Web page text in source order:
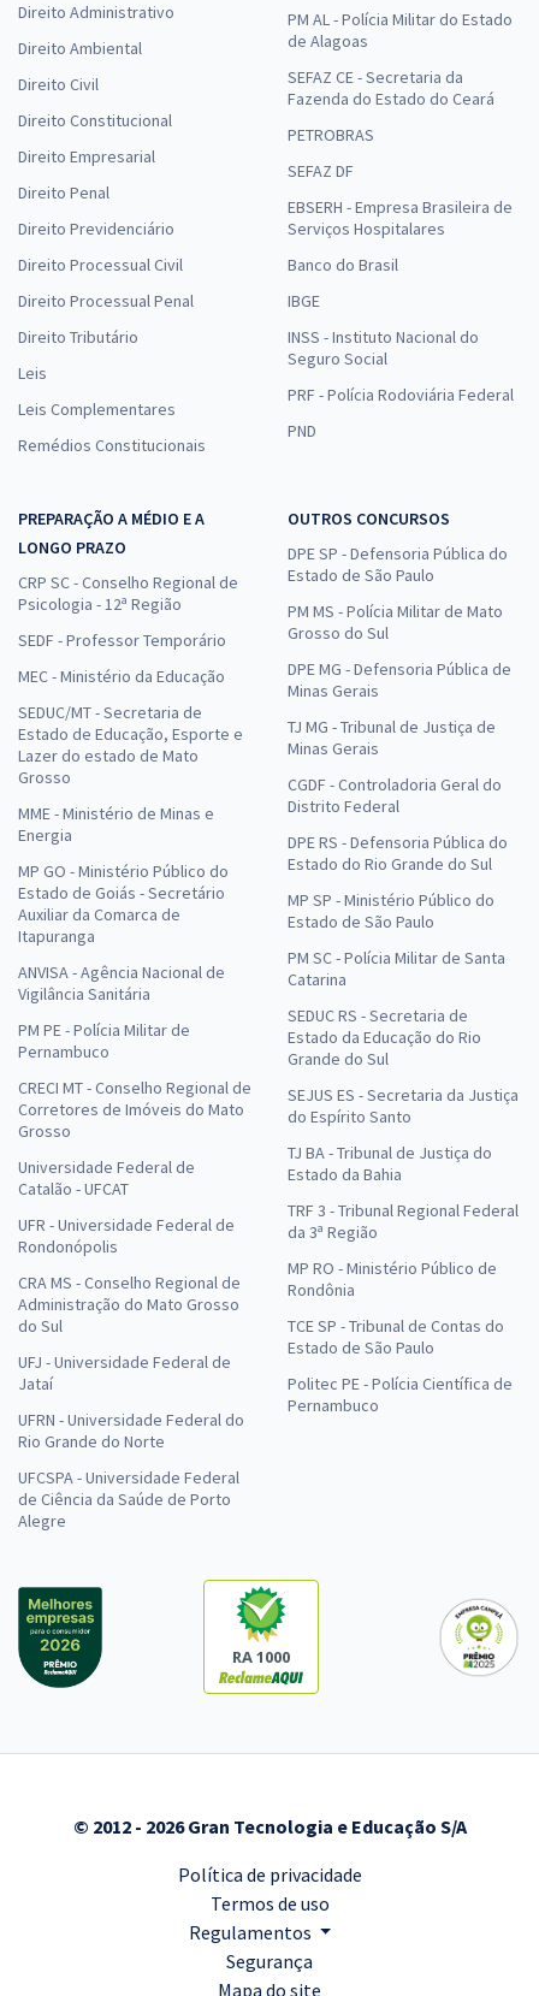
Direito Administrativo
Direito Ambiental
Direito Civil
Direito Constitucional
Direito Empresarial
Direito Penal
Direito Previdenciário
Direito Processual Civil
Direito Processual Penal
Direito Tributário
Leis
Leis Complementares
Remédios Constitucionais
PM AL - Polícia Militar do Estado
de Alagoas
SEFAZ CE - Secretaria da
Fazenda do Estado do Ceará
PETROBRAS
SEFAZ DF
EBSERH - Empresa Brasileira de
Serviços Hospitalares
Banco do Brasil
IBGE
INSS - Instituto Nacional do
Seguro Social
PRF - Polícia Rodoviária Federal
PND
PREPARAÇÃO A MÉDIO E A
LONGO PRAZO
CRP SC - Conselho Regional de
Psicologia - 12ª Região
SEDF - Professor Temporário
MEC - Ministério da Educação
SEDUC/MT - Secretaria de
Estado de Educação, Esporte e
Lazer do estado de Mato
Grosso
MME - Ministério de Minas e
Energia
MP GO - Ministério Público do
Estado de Goiás - Secretário
Auxiliar da Comarca de
Itapuranga
ANVISA - Agência Nacional de
Vigilância Sanitária
PM PE - Polícia Militar de
Pernambuco
CRECI MT - Conselho Regional de
Corretores de Imóveis do Mato
Grosso
Universidade Federal de
Catalão - UFCAT
UFR - Universidade Federal de
Rondonópolis
CRA MS - Conselho Regional de
Administração do Mato Grosso
do Sul
UFJ - Universidade Federal de
Jataí
UFRN - Universidade Federal do
Rio Grande do Norte
UFCSPA - Universidade Federal
de Ciência da Saúde de Porto
Alegre
OUTROS CONCURSOS
DPE SP - Defensoria Pública do
Estado de São Paulo
PM MS - Polícia Militar de Mato
Grosso do Sul
DPE MG - Defensoria Pública de
Minas Gerais
TJ MG - Tribunal de Justiça de
Minas Gerais
CGDF - Controladoria Geral do
Distrito Federal
DPE RS - Defensoria Pública do
Estado do Rio Grande do Sul
MP SP - Ministério Público do
Estado de São Paulo
PM SC - Polícia Militar de Santa
Catarina
SEDUC RS - Secretaria de
Estado da Educação do Rio
Grande do Sul
SEJUS ES - Secretaria da Justiça
do Espírito Santo
TJ BA - Tribunal de Justiça do
Estado da Bahia
TRF 3 - Tribunal Regional Federal
da 3ª Região
MP RO - Ministério Público de
Rondônia
TCE SP - Tribunal de Contas do
Estado de São Paulo
Politec PE - Polícia Científica de
Pernambuco
RA 1000
© 2012 - 2026 Gran Tecnologia e Educação S/A
Política de privacidade
Termos de uso
Regulamentos
Segurança
Mapa do site